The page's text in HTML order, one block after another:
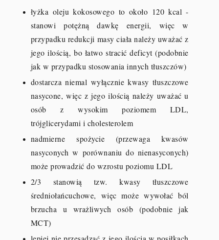
łyżka oleju kokosowego to około 120 kcal -
stanowi potężną dawkę energii, więc w
przypadku redukcji masy ciała należy uważać z
jego ilością, bo łatwo stracić deficyt (podobnie
jak w przypadku stosowania innych tłuszczów)
dostarcza niemal wyłącznie kwasy tłuszczowe
nasycone, więc z jego ilością należy uważać u
osób z wysokim poziomem LDL,
trójglicerydami i cholesterolem
nadmierne spożycie (przewaga kwasów
nasyconych w porównaniu do nienasyconych)
może prowadzić do wzrostu poziomu LDL
2/3 stanowią tzw. kwasy tłuszczowe
średniołańcuchowe, więc może wywołać ból
brzucha u wrażliwych osób (podobnie jak
MCT)